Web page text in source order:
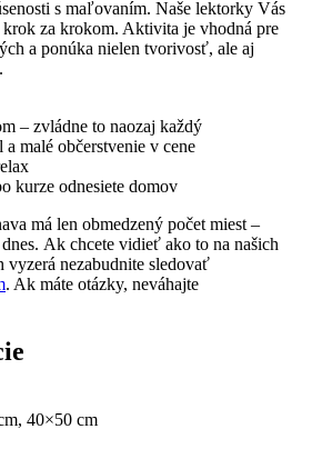
s maľovaním. Naše lektorky Vás
krok za krokom. Aktivita je vhodná pre
a ponúka nielen tvorivosť, ale aj
– zvládne to naozaj každý
malé občerstvenie v cene
kurze odnesiete domov
má len obmedzený počet miest –
Ak chcete vidieť ako to na našich
nezabudnite sledovať
. Ak máte otázky, neváhajte
40×50 cm